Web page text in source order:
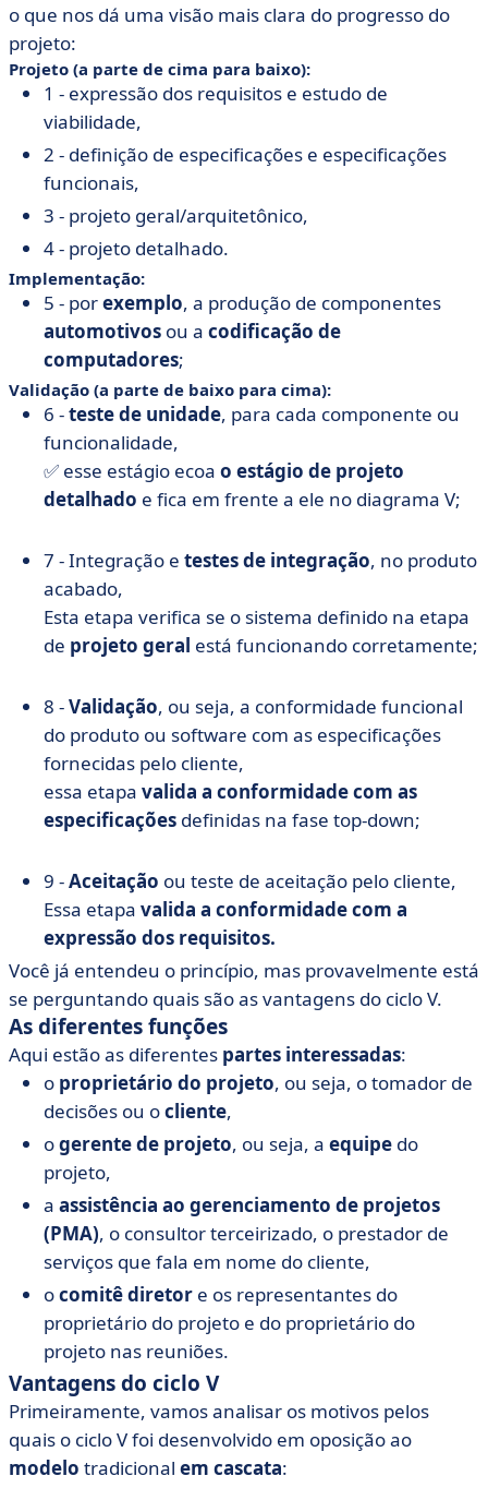
o que nos dá uma visão mais clara do progresso do
projeto:
Projeto (a parte de cima para baixo):
1 - expressão dos requisitos e estudo de
viabilidade,
2 - definição de especificações e especificações
funcionais,
3 - projeto geral/arquitetônico,
4 - projeto detalhado.
Implementação:
5 - porexemplo, a produção de componentes
automotivos ou a codificação de
computadores;
Validação (a parte de baixo para cima):
6 -teste de unidade, para cada componente ou
funcionalidade,
✅ esse estágio ecoa o estágio de projeto
detalhado e fica em frente a ele no diagrama V;
7 - Integração e testes de integração, no produto
acabado,
Esta etapa verifica se o sistema definido na etapa
de projeto geral está funcionando corretamente;
8 -Validação, ou seja, a conformidade funcional
do produto ou software com as especificações
fornecidas pelo cliente,
essa etapa valida a conformidade com as
especificações definidas na fase top-down;
9 -Aceitação ou teste de aceitação pelo cliente,
Essa etapa valida a conformidade com a
expressão dos requisitos.
Você já entendeu o princípio, mas provavelmente está
se perguntando quais são as vantagens do ciclo V.
As diferentes funções
Aqui estão as diferentes partes interessadas:
o proprietário do projeto, ou seja, o tomador de
decisões ou ocliente,
ogerente de projeto, ou seja, a equipe do
projeto,
a assistência ao gerenciamento de projetos
(PMA), o consultor terceirizado, o prestador de
serviços que fala em nome do cliente,
ocomitê diretor e os representantes do
proprietário do projeto e do proprietário do
projeto nas reuniões.
Vantagens do ciclo V
Primeiramente, vamos analisar os motivos pelos
quais o ciclo V foi desenvolvido em oposição ao
modelo tradicional em cascata: